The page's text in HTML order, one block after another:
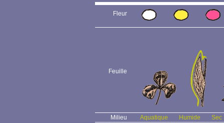
Fleur
Feuille
Milieu Aquatique Humide
Sec